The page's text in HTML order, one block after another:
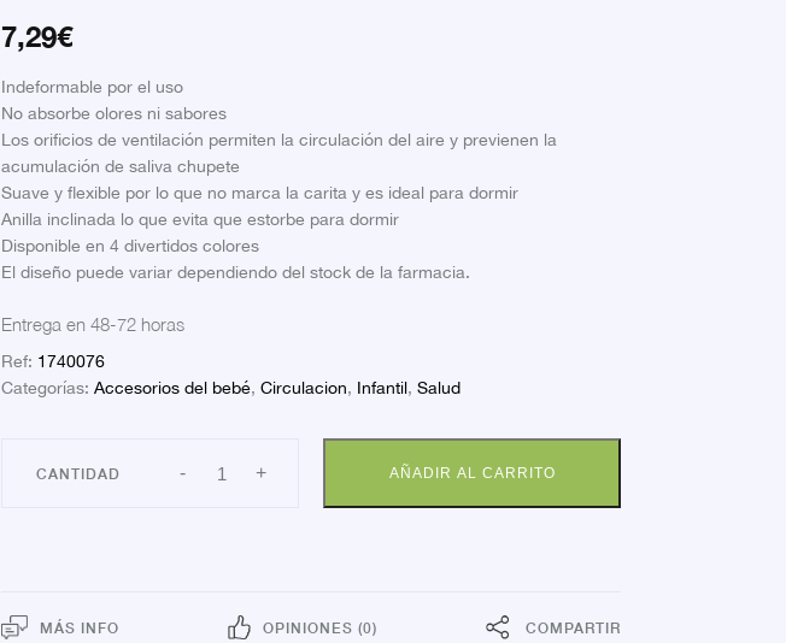
7,29€
Indeformable por el uso
No absorbe olores ni sabores
Los orificios de ventilación permiten la circulación del aire y previenen la
acumulación de saliva chupete
Suave y flexible por lo que no marca la carita y es ideal para dormir
Anilla inclinada lo que evita que estorbe para dormir
Disponible en 4 divertidos colores
El diseño puede variar dependiendo del stock de la farmacia.
Entrega en 48-72 horas
Ref: 1740076
Categorías:Accesorios del bebé,Circulacion, Infantil,Salud
- CHUPETE
SUAVIN
+ AÑADIR AL CARRITO
MÁS INFO OPINIONES (0) COMPARTIR